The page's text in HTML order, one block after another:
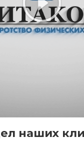
наших